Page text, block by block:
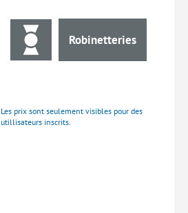
Robinetteries
Les prix sont seulement visibles pour des
utillisateurs inscrits.